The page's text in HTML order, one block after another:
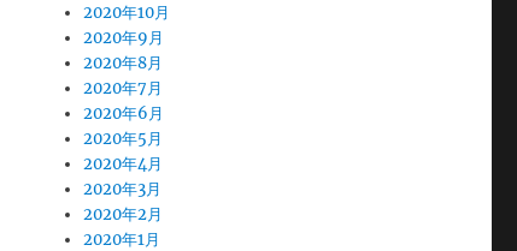
2020年10月
2020年9月
2020年8月
2020年7月
2020年6月
2020年5月
2020年4月
2020年3月
2020年2月
2020年1月